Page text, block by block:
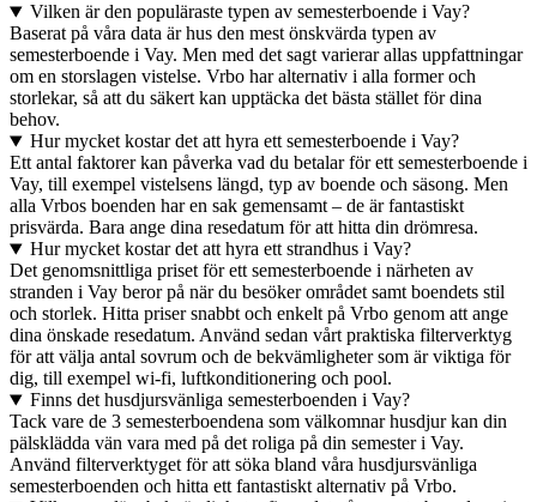
Vilken är den populäraste typen av semesterboende i Vay?
Baserat på våra data är hus den mest önskvärda typen av
semesterboende i Vay. Men med det sagt varierar allas uppfattningar
om en storslagen vistelse. Vrbo har alternativ i alla former och
storlekar, så att du säkert kan upptäcka det bästa stället för dina
behov.
Hur mycket kostar det att hyra ett semesterboende i Vay?
Ett antal faktorer kan påverka vad du betalar för ett semesterboende i
Vay, till exempel vistelsens längd, typ av boende och säsong. Men
alla Vrbos boenden har en sak gemensamt – de är fantastiskt
prisvärda. Bara ange dina resedatum för att hitta din drömresa.
Hur mycket kostar det att hyra ett strandhus i Vay?
Det genomsnittliga priset för ett semesterboende i närheten av
stranden i Vay beror på när du besöker området samt boendets stil
och storlek. Hitta priser snabbt och enkelt på Vrbo genom att ange
dina önskade resedatum. Använd sedan vårt praktiska filterverktyg
för att välja antal sovrum och de bekvämligheter som är viktiga för
dig, till exempel wi-fi, luftkonditionering och pool.
Finns det husdjursvänliga semesterboenden i Vay?
Tack vare de 3 semesterboendena som välkomnar husdjur kan din
pälsklädda vän vara med på det roliga på din semester i Vay.
Använd filterverktyget för att söka bland våra husdjursvänliga
semesterboenden och hitta ett fantastiskt alternativ på Vrbo.